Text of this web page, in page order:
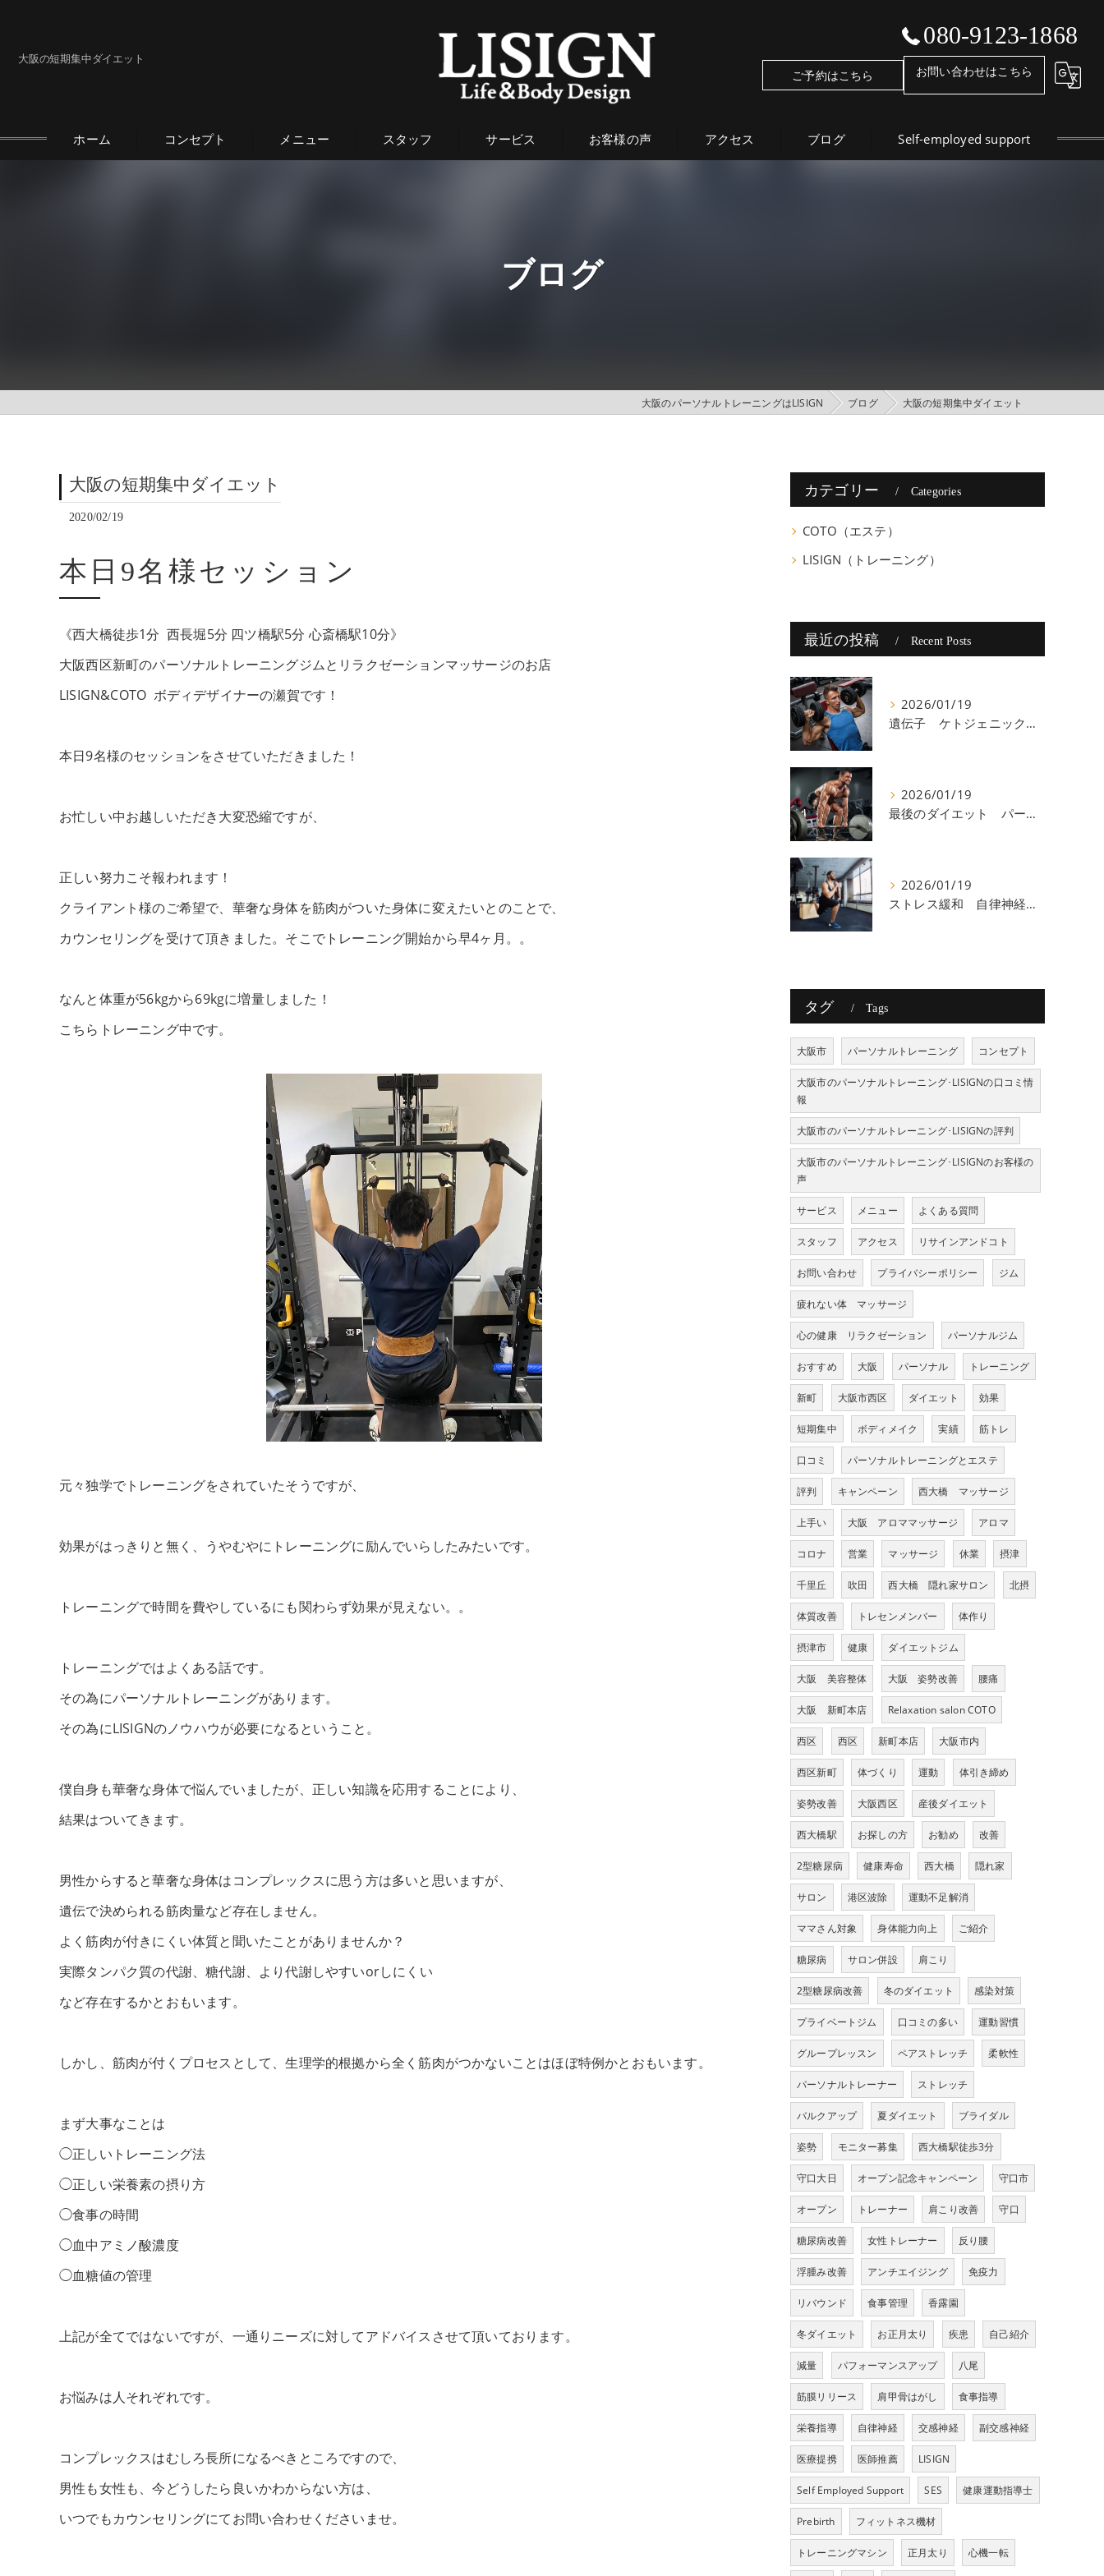
大阪の短期集中ダイエット
080-9123-1868
ご予約はこちら お問い合わせはこちら
ホーム コンセプト メニュー スタッフ サービス お客様の声 アクセス ブログ Self-employed support
ブログ
大阪のパーソナルトレーニングはLISIGN ブログ 大阪の短期集中ダイエット
大阪の短期集中ダイエット
2020/02/19
本日9名様セッション
《西大橋徒歩1分 西長堀5分 四ツ橋駅5分 心斎橋駅10分》
大阪西区新町のパーソナルトレーニングジムとリラクゼーションマッサージのお店
LISIGN&COTO ボディデザイナーの瀬賀です！
本日9名様のセッションをさせていただきました！
お忙しい中お越しいただき大変恐縮ですが、
正しい努力こそ報われます！
クライアント様のご希望で、華奢な身体を筋肉がついた身体に変えたいとのことで、
カウンセリングを受けて頂きました。そこでトレーニング開始から早4ヶ月。。
なんと体重が56kgから69kgに増量しました！
こちらトレーニング中です。
元々独学でトレーニングをされていたそうですが、
効果がはっきりと無く、うやむやにトレーニングに励んでいらしたみたいです。
トレーニングで時間を費やしているにも関わらず効果が見えない。。
トレーニングではよくある話です。
その為にパーソナルトレーニングがあります。
その為にLISIGNのノウハウが必要になるということ。
僕自身も華奢な身体で悩んでいましたが、正しい知識を応用することにより、
結果はついてきます。
男性からすると華奢な身体はコンプレックスに思う方は多いと思いますが、
遺伝で決められる筋肉量など存在しません。
よく筋肉が付きにくい体質と聞いたことがありませんか？
実際タンパク質の代謝、糖代謝、より代謝しやすいorしにくい
など存在するかとおもいます。
しかし、筋肉が付くプロセスとして、生理学的根拠から全く筋肉がつかないことはほぼ特例かとおもいます。
まず大事なことは
◯正しいトレーニング法
◯正しい栄養素の摂り方
◯食事の時間
◯血中アミノ酸濃度
◯血糖値の管理
上記が全てではないですが、一通りニーズに対してアドバイスさせて頂いております。
お悩みは人それぞれです。
コンプレックスはむしろ長所になるべきところですので、
男性も女性も、今どうしたら良いかわからない方は、
いつでもカウンセリングにてお問い合わせくださいませ。
カテゴリー Categories
COTO（エステ）
LISIGN（トレーニング）
最近の投稿 Recent Posts
2026/01/19
遺伝子 ケトジェニック 八尾
2026/01/19
最後のダイエット パーソナルトレーニング 八尾
2026/01/19
ストレス緩和 自律神経 八尾
タグ Tags
大阪市 パーソナルトレーニング コンセプト
大阪市のパーソナルトレーニング･LISIGNの口コミ情
報
大阪市のパーソナルトレーニング･LISIGNの評判
大阪市のパーソナルトレーニング･LISIGNのお客様の
声
サービス メニュー よくある質問
スタッフ アクセス リサインアンドコト
お問い合わせ プライバシーポリシー ジム
疲れない体 マッサージ
心の健康 リラクゼーション パーソナルジム
おすすめ 大阪 パーソナル トレーニング
新町 大阪市西区 ダイエット 効果
短期集中 ボディメイク 実績 筋トレ
口コミ パーソナルトレーニングとエステ
評判 キャンペーン 西大橋 マッサージ
上手い 大阪 アロママッサージ アロマ
コロナ 営業 マッサージ 休業 摂津
千里丘 吹田 西大橋 隠れ家サロン 北摂
体質改善 トレセンメンバー 体作り
摂津市 健康 ダイエットジム
大阪 美容整体 大阪 姿勢改善 腰痛
大阪 新町本店 Relaxation salon COTO
西区 西区 新町本店 大阪市内
西区新町 体づくり 運動 体引き締め
姿勢改善 大阪西区 産後ダイエット
西大橋駅 お探しの方 お勧め 改善
2型糖尿病 健康寿命 西大橋 隠れ家
サロン 港区波除 運動不足解消
ママさん対象 身体能力向上 ご紹介
糖尿病 サロン併設 肩こり
2型糖尿病改善 冬のダイエット 感染対策
プライベートジム 口コミの多い 運動習慣
グループレッスン ペアストレッチ 柔軟性
パーソナルトレーナー ストレッチ
バルクアップ 夏ダイエット ブライダル
姿勢 モニター募集 西大橋駅徒歩3分
守口大日 オープン記念キャンペーン 守口市
オープン トレーナー 肩こり改善 守口
糖尿病改善 女性トレーナー 反り腰
浮腫み改善 アンチエイジング 免疫力
リバウンド 食事管理 香露園
冬ダイエット お正月太り 疾患 自己紹介
減量 パフォーマンスアップ 八尾
筋膜リリース 肩甲骨はがし 食事指導
栄養指導 自律神経 交感神経 副交感神経
医療提携 医師推薦 LISIGN
Self Employed Support SES 健康運動指導士
Prebirth フィットネス機材
トレーニングマシン 正月太り 心機一転